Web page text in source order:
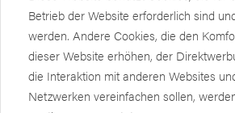
18mm, Metallführung,
Artikel Nr.: 1442-18
Preise nach
Betrieb der Website erforderlich sind
werden. Andere Cookies, die den
dieser Website erhöhen, der
die Interaktion mit anderen Websites
Netzwerken vereinfachen sollen,